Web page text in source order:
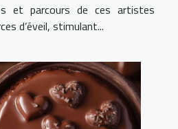
et parcours de ces artistes
d’éveil, stimulant...